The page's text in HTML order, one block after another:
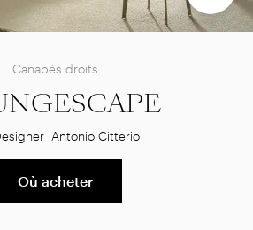
Canapés droits
Antonio Citterio
Où acheter